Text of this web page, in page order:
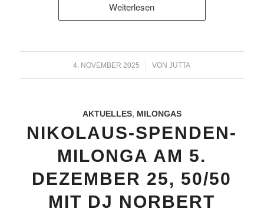
Weiterlesen
4. NOVEMBER 2025
/ VONJUTTA
AKTUELLES, MILONGAS
NIKOLAUS-SPENDEN-
MILONGA AM 5.
DEZEMBER 25, 50/50
MIT DJ NORBERT